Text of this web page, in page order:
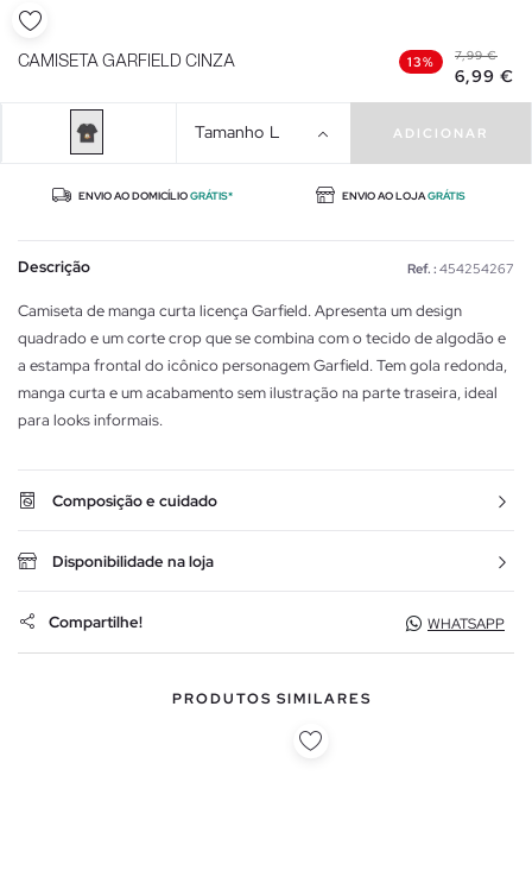
CAMISETA GARFIELD CINZA 13% 7,99 €
6,99 €
Tamanho L ADICIONAR
ENVIO AO DOMICÍLIOGRÁTIS* ENVIO AO LOJAGRÁTIS
Descrição Ref. : 454254267
Camiseta de manga curta licença Garfield. Apresenta um design
quadrado e um corte crop que se combina com o tecido de algodão e
a estampa frontal do icônico personagem Garfield. Tem gola redonda,
manga curta e um acabamento sem ilustração na parte traseira, ideal
para looks informais.
Composição e cuidado
Disponibilidade na loja
Compartilhe! WHATSAPP
PRODUTOS SIMILARES